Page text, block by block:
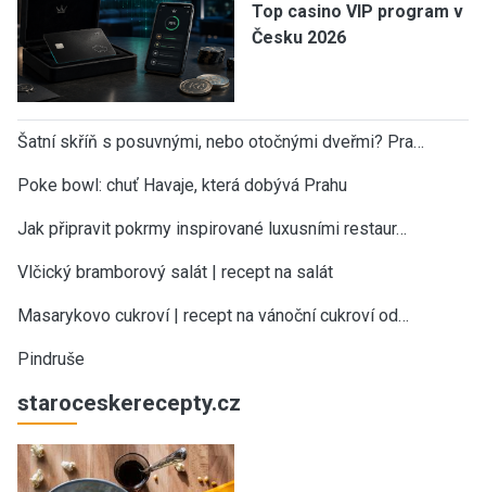
Top casino VIP program v
Česku 2026
Šatní skříň s posuvnými, nebo otočnými dveřmi? Pra…
Poke bowl: chuť Havaje, která dobývá Prahu
Jak připravit pokrmy inspirované luxusními restaur…
Vlčický bramborový salát | recept na salát
Masarykovo cukroví | recept na vánoční cukroví od…
Pindruše
staroceskerecepty.cz